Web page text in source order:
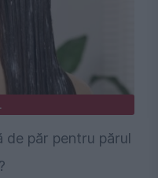
de păr pentru părul